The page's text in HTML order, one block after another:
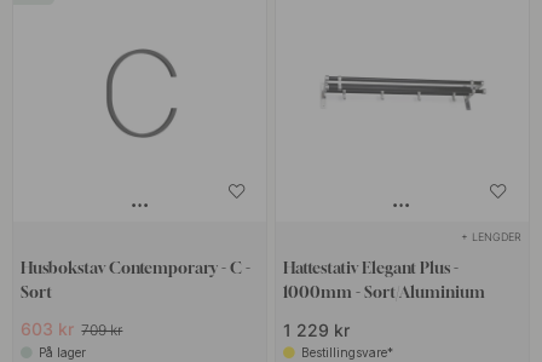
Husbokstav Contemporary - C -
Sort
603 kr 709 kr
På lager
+ LENGDER
Hattestativ Elegant Plus -
1000mm - Sort/Aluminium
1 229 kr
Bestillingsvare*